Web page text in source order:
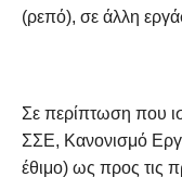
(ρεπό), σε άλλη
Σε περίπτωση που
ΣΣΕ, Κανονισμό
έθιμο) ως προς τις